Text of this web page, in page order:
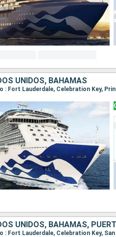
UNIDOS, BAHAMAS
: Fort Lauderdale, Celebration Key,
UNIDOS, BAHAMAS,
: Fort Lauderdale, Celebration Key,